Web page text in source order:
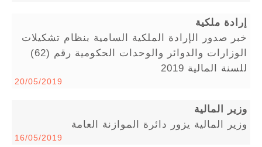
إرادة ملكية
خبر صدور الإرادة الملكية السامية بنظام تشكيلات
الوزارات والدوائر والوحدات الحكومية رقم (62)
للسنة المالية 2019
20/05/2019
وزير المالية
وزير المالية يزور دائرة الموازنة العامة
16/05/2019